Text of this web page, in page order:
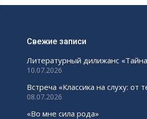
Свежие записи
Литературный дилижанс
10.07.2026
Встреча «Классика на слуху: от
08.07.2026
«Во мне сила рода»